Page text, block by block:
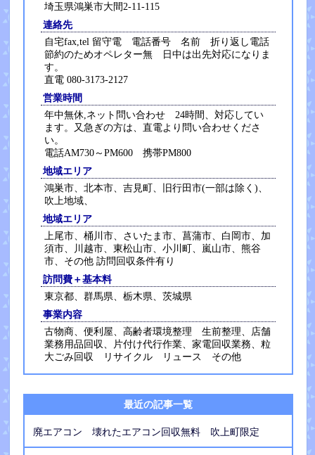
埼玉県鴻巣市大間2-11-115
連絡先
自宅fax,tel 留守電 電話番号 名前 折り返し電話
節約のためオペレター無 日中は出先対応になりま
す。
直電 080-3173-2127
営業時間
年中無休,ネット問い合わせ 24時間、対応してい
ます。又急ぎの方は、直電より問い合わせくださ
い。
電話AM730～PM600 携帯PM800
地域エリア
鴻巣市、北本市、吉見町、旧行田市(一部は除く)、
吹上地域、
地域エリア
上尾市、桶川市、さいたま市、菖蒲市、白岡市、加
須市、川越市、東松山市、小川町、嵐山市、熊谷
市、その他 訪問回収条件有り
訪問費＋基本料
東京都、群馬県、栃木県、茨城県
事業内容
古物商、便利屋、高齢者環境整理 生前整理、店舗
業務用品回収、片付け代行作業、家電回収業務、粒
大ごみ回収 リサイクル リュース その他
最近の記事一覧
廃エアコン 壊れたエアコン回収無料 吹上町限定